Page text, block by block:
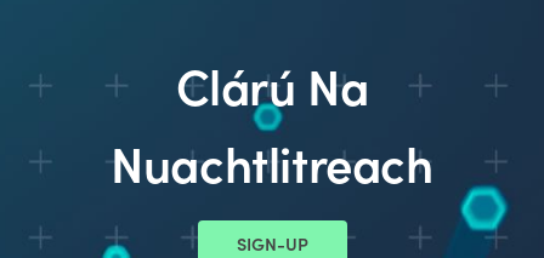
Clárú Na
Nuachtlitreach
SIGN-UP